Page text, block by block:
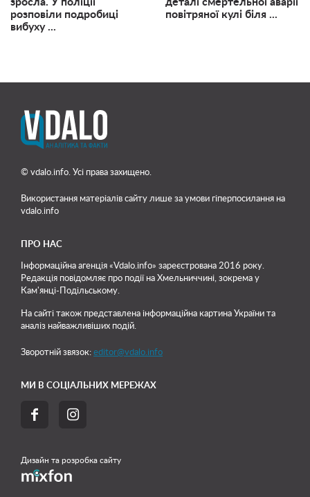
розповіли подробиці
вибуху ...
повітряної кулі біля ...
© vdalo.info. Усі права захищено.
Використання матеріалів сайту лише за умови гіперпосилання на
vdalo.info
ПРО НАС
Інформаційна агенція «Vdalo.info» зареєстрована 2016 року.
Редакція повідомляє про події на Хмельниччині, зокрема у
Кам'янці-Подільському.
На сайті також представлена інформаційна картина України та
аналіз найважливіших подій.
Зворотній звязок: editor@vdalo.info
МИ В СОЦІАЛЬНИХ МЕРЕЖАХ
 
Дизайн та розробка сайту